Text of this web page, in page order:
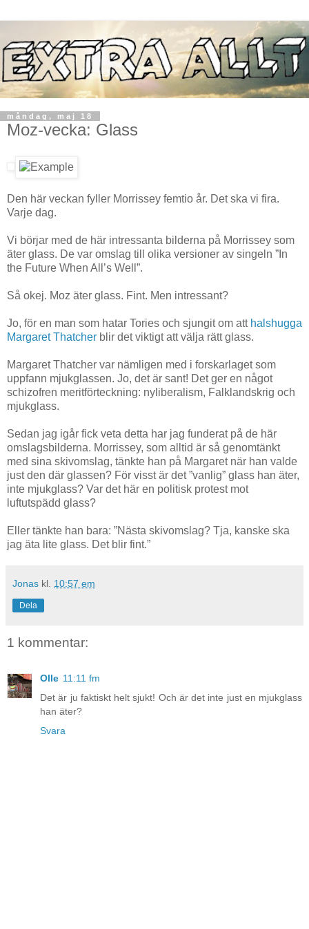
måndag, maj 18
Moz-vecka: Glass
Den här veckan fyller Morrissey femtio år. Det ska vi fira.
Varje dag.
Vi börjar med de här intressanta bilderna på Morrissey som
äter glass. De var omslag till olika versioner av singeln ”In
the Future When All’s Well”.
Så okej. Moz äter glass. Fint. Men intressant?
Jo, för en man som hatar Tories och sjungit om att halshugga
Margaret Thatcher blir det viktigt att välja rätt glass.
Margaret Thatcher var nämligen med i forskarlaget som
uppfann mjukglassen. Jo, det är sant! Det ger en något
schizofren meritförteckning: nyliberalism, Falklandskrig och
mjukglass.
Sedan jag igår fick veta detta har jag funderat på de här
omslagsbilderna. Morrissey, som alltid är så genomtänkt
med sina skivomslag, tänkte han på Margaret när han valde
just den där glassen? För visst är det ”vanlig” glass han äter,
inte mjukglass? Var det här en politisk protest mot
luftutspädd glass?
Eller tänkte han bara: ”Nästa skivomslag? Tja, kanske ska
jag äta lite glass. Det blir fint.”
Jonas kl. 10:57 em
Dela
1 kommentar:
Olle 11:11 fm
Det är ju faktiskt helt sjukt! Och är det inte just en mjukglass
han äter?
Svara